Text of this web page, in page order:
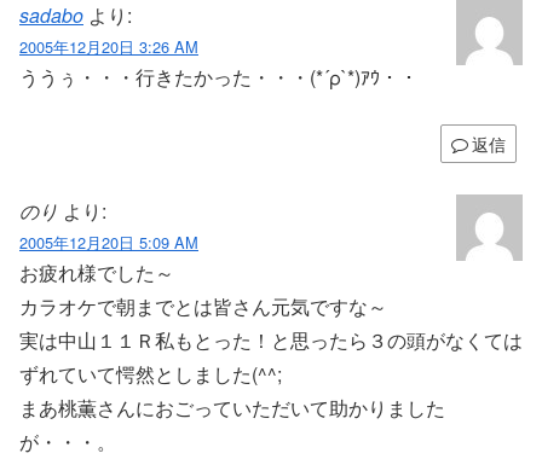
sadabo より:
2005年12月20日 3:26 AM
ううぅ・・・行きたかった・・・(*´ρ`*)ｱｳ・・
返信
のり より:
2005年12月20日 5:09 AM
お疲れ様でした～
カラオケで朝までとは皆さん元気ですな～
実は中山１１Ｒ私もとった！と思ったら３の頭がなくては
ずれていて愕然としました(^^;
まあ桃薫さんにおごっていただいて助かりました
が・・・。